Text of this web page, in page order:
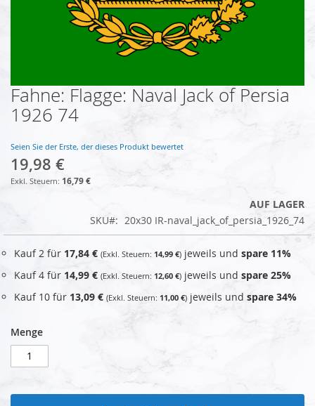
Zum
Anfang
der
springen
Fahne: Flagge: Naval Jack of Persia
1926 74
Seien Sie der Erste, der dieses Produkt bewertet
19,98 €
16,79 €
AUF LAGER
SKU
20x30 IR-naval_jack_of_persia_1926_74
Kauf 2 für 17,84 € 14,99 € jeweils und spare 11%
Kauf 4 für 14,99 € 12,60 € jeweils und spare 25%
Kauf 10 für 13,09 € 11,00 € jeweils und spare 34%
Menge